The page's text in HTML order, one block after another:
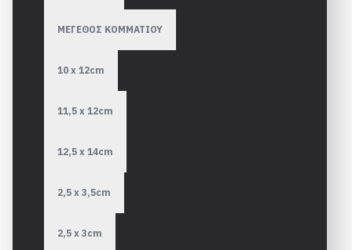
ΜΕΓΕΘΟΣ ΚΟΜΜΑΤΙΟΥ
10 x 12cm
11,5 x 12cm
12,5 x 14cm
2,5 x 3,5cm
2,5 x 3cm